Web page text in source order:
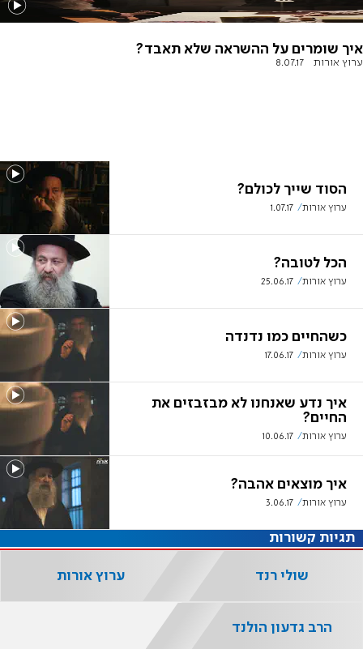
איך שומרים על ההשראה שלא תאבד?
ערוץ אורות 8.07.17
הסוד שייך לכולם?
ערוץ אורות 1.07.17
הכל לטובה?
ערוץ אורות 25.06.17
כשהחיים כמו נדנדה
ערוץ אורות 17.06.17
איך נדע שאנחנו לא מבזבזים את
החיים?
ערוץ אורות 10.06.17
איך מוצאים אהבה?
ערוץ אורות 3.06.17
תגיות קשורות
שולי רנד ערוץ אורות
הרב גדעון הולנד